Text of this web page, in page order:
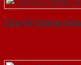
Cửa Gỗ Chống